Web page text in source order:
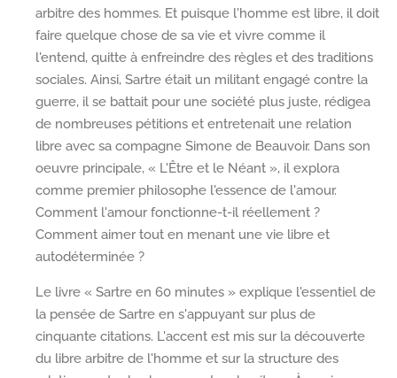
arbitre des hommes. Et puisque l'homme est libre, il doit
faire quelque chose de sa vie et vivre comme il
l'entend, quitte à enfreindre des règles et des traditions
sociales. Ainsi, Sartre était un militant engagé contre la
guerre, il se battait pour une société plus juste, rédigea
de nombreuses pétitions et entretenait une relation
libre avec sa compagne Simone de Beauvoir. Dans son
oeuvre principale, « L'Être et le Néant », il explora
comme premier philosophe l'essence de l'amour.
Comment l'amour fonctionne-t-il réellement ?
Comment aimer tout en menant une vie libre et
autodéterminée ?
Le livre « Sartre en 60 minutes » explique l'essentiel de
la pensée de Sartre en s'appuyant sur plus de
cinquante citations. L'accent est mis sur la découverte
du libre arbitre de l'homme et sur la structure des